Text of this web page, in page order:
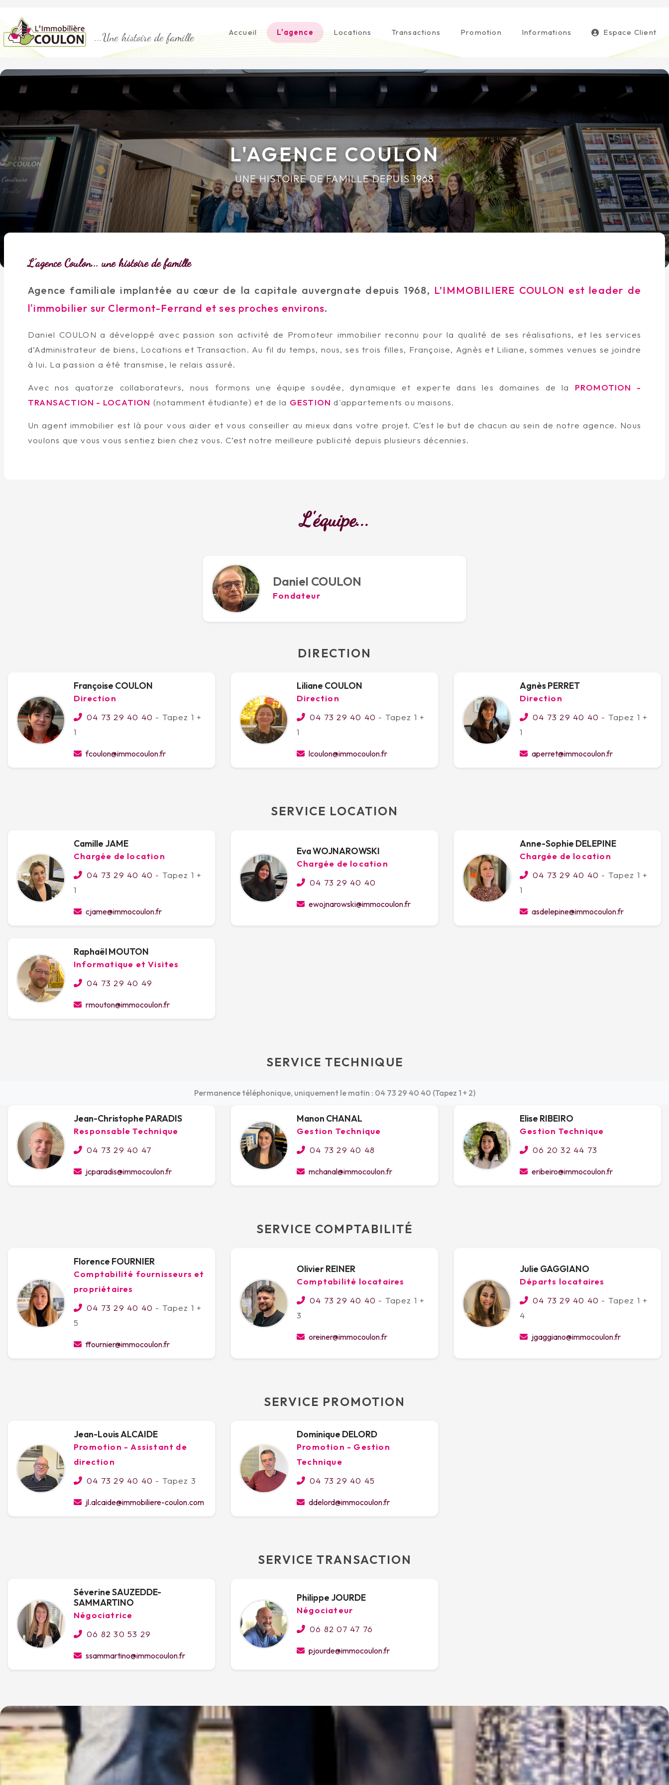
...Une histoire de famille Accueil L'agence Locations Transactions Promotion Informations Espace Client
L'AGENCE COULON
UNE HISTOIRE DE FAMILLE DEPUIS 1968
L'agence Coulon... une histoire de famille
Agence familiale implantée au cœur de la capitale auvergnate depuis 1968, L’IMMOBILIERE COULON est leader de
l'immobilier sur Clermont-Ferrand et ses proches environs.
Daniel COULON a développé avec passion son activité de Promoteur immobilier reconnu pour la qualité de ses réalisations, et les services
d’Administrateur de biens, Locations et Transaction. Au fil du temps, nous, ses trois filles, Françoise, Agnès et Liliane, sommes venues se joindre
à lui. La passion a été transmise, le relais assuré.
Avec nos quatorze collaborateurs, nous formons une équipe soudée, dynamique et experte dans les domaines de la PROMOTION -
TRANSACTION - LOCATION (notamment étudiante) et de la GESTION d'appartements ou maisons.
Un agent immobilier est là pour vous aider et vous conseiller au mieux dans votre projet. C’est le but de chacun au sein de notre agence. Nous
voulons que vous vous sentiez bien chez vous. C’est notre meilleure publicité depuis plusieurs décennies.
L'équipe...
Daniel COULON
Fondateur
DIRECTION
Françoise COULON
Direction
04 73 29 40 40 - Tapez 1 +
1
fcoulon@immocoulon.fr
Liliane COULON
Direction
04 73 29 40 40 - Tapez 1 +
1
lcoulon@immocoulon.fr
Agnès PERRET
Direction
04 73 29 40 40 - Tapez 1 +
1
aperret@immocoulon.fr
SERVICE LOCATION
Camille JAME
Chargée de location
04 73 29 40 40 - Tapez 1 +
1
cjame@immocoulon.fr
Eva WOJNAROWSKI
Chargée de location
04 73 29 40 40
ewojnarowski@immocoulon.fr
Anne-Sophie DELEPINE
Chargée de location
04 73 29 40 40 - Tapez 1 +
1
asdelepine@immocoulon.fr
Raphaël MOUTON
Informatique et Visites
04 73 29 40 49
rmouton@immocoulon.fr
SERVICE TECHNIQUE
Permanence téléphonique, uniquement le matin : 04 73 29 40 40 (Tapez 1 + 2)
Jean-Christophe PARADIS
Responsable Technique
04 73 29 40 47
jcparadis@immocoulon.fr
Manon CHANAL
Gestion Technique
04 73 29 40 48
mchanal@immocoulon.fr
Elise RIBEIRO
Gestion Technique
06 20 32 44 73
eribeiro@immocoulon.fr
SERVICE COMPTABILITÉ
Florence FOURNIER
Comptabilité fournisseurs et
propriétaires
04 73 29 40 40 - Tapez 1 +
5
ffournier@immocoulon.fr
Olivier REINER
Comptabilité locataires
04 73 29 40 40 - Tapez 1 +
3
oreiner@immocoulon.fr
Julie GAGGIANO
Départs locataires
04 73 29 40 40 - Tapez 1 +
4
jgaggiano@immocoulon.fr
SERVICE PROMOTION
Jean-Louis ALCAIDE
Promotion - Assistant de
direction
04 73 29 40 40 - Tapez 3
jl.alcaide@immobiliere-coulon.com
Dominique DELORD
Promotion - Gestion
Technique
04 73 29 40 45
ddelord@immocoulon.fr
SERVICE TRANSACTION
Séverine SAUZEDDE-
SAMMARTINO
Négociatrice
06 82 30 53 29
ssammartino@immocoulon.fr
Philippe JOURDE
Négociateur
06 82 07 47 76
pjourde@immocoulon.fr